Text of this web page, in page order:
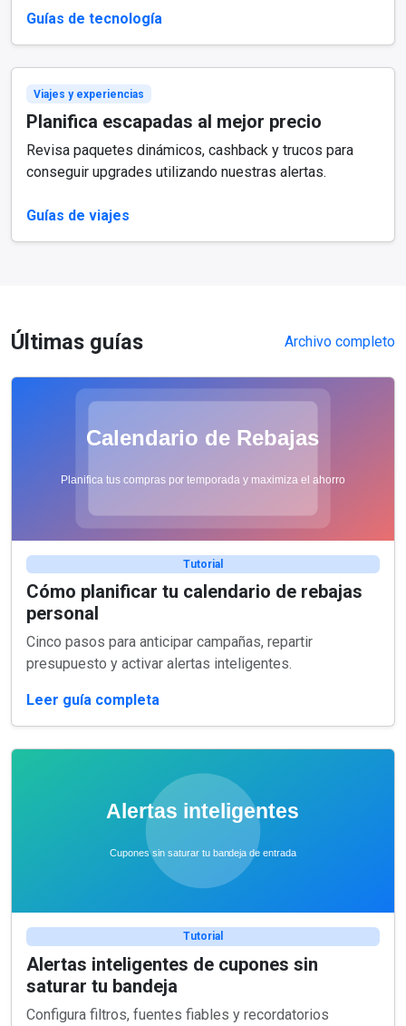
Guías de tecnología
Viajes y experiencias
Planifica escapadas al mejor precio
Revisa paquetes dinámicos, cashback y trucos para
conseguir upgrades utilizando nuestras alertas.
Guías de viajes
Últimas guías Archivo completo
Tutorial
Cómo planificar tu calendario de rebajas
personal
Cinco pasos para anticipar campañas, repartir
presupuesto y activar alertas inteligentes.
Leer guía completa
Tutorial
Alertas inteligentes de cupones sin
saturar tu bandeja
Configura filtros, fuentes fiables y recordatorios